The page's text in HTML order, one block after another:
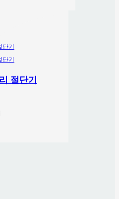
절단기